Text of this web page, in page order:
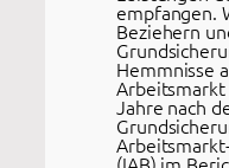
empfangen.
Beziehern
Hemmnisse
Arbeitsmarkt
Jahre nach